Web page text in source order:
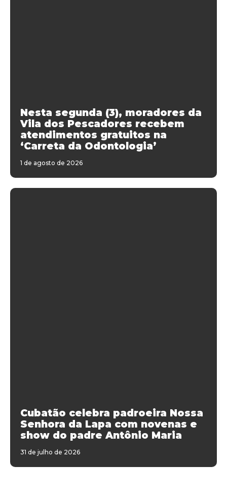
Nesta segunda (3), moradores da
Vila dos Pescadores recebem
atendimentos gratuitos na
‘Carreta da Odontologia’
1 de agosto de 2026
Cubatão celebra padroeira Nossa
Senhora da Lapa com novenas e
show do padre Antônio Maria
31 de julho de 2026